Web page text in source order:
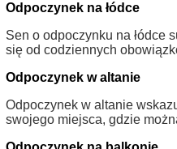
Odpoczynek na łódce
Sen o odpoczynku na łódce
się od codziennych
Odpoczynek w altanie
Odpoczynek w altanie
swojego miejsca, gdzie